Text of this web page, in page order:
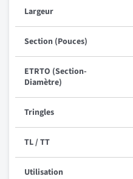
Largeur
Section (Pouces)
ETRTO (Section-
Diamètre)
Tringles
TL / TT
Utilisation